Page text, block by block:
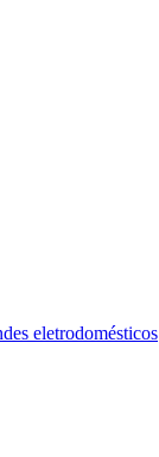
eletrodomésticos